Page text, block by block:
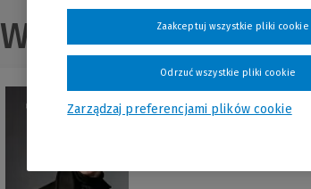
Wszystkie
-5 % Krótka
Zarządzaj preferencjami plików cookie
Odrzuć wszystkie pliki cookie
Zaakceptuj wszystkie pliki cookie